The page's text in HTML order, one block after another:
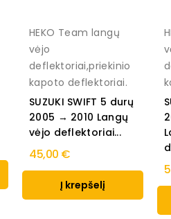
HEKO Team langų
vėjo
deflektoriai,priekinio
kapoto deflektoriai.
SUZUKI SWIFT 5 durų
2005 → 2010 Langų
vėjo deflektoriai...
45,00 €
Į krepšelį